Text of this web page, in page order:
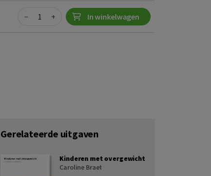
Quantity
− + In winkelwagen
Gerelateerde uitgaven
Kinderen met overgewicht
Caroline Braet